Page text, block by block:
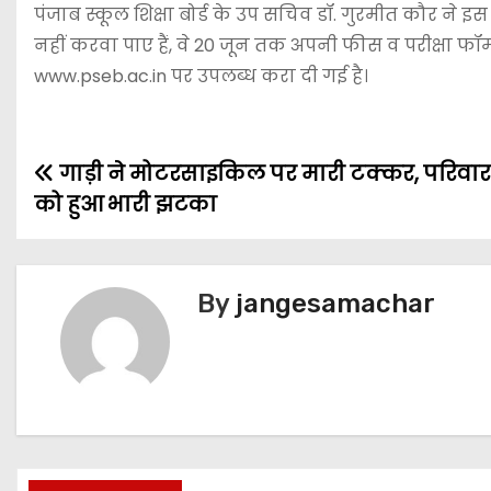
पंजाब स्कूल शिक्षा बोर्ड के उप सचिव डॉ. गुरमीत कौर ने
नहीं करवा पाए हैं, वे 20 जून तक अपनी फीस व परीक्षा
www.pseb.ac.in पर उपलब्ध करा दी गई है।
गाड़ी ने मोटरसाइकिल पर मारी टक्कर, परिवार
को हुआ भारी झटका
By jangesamachar